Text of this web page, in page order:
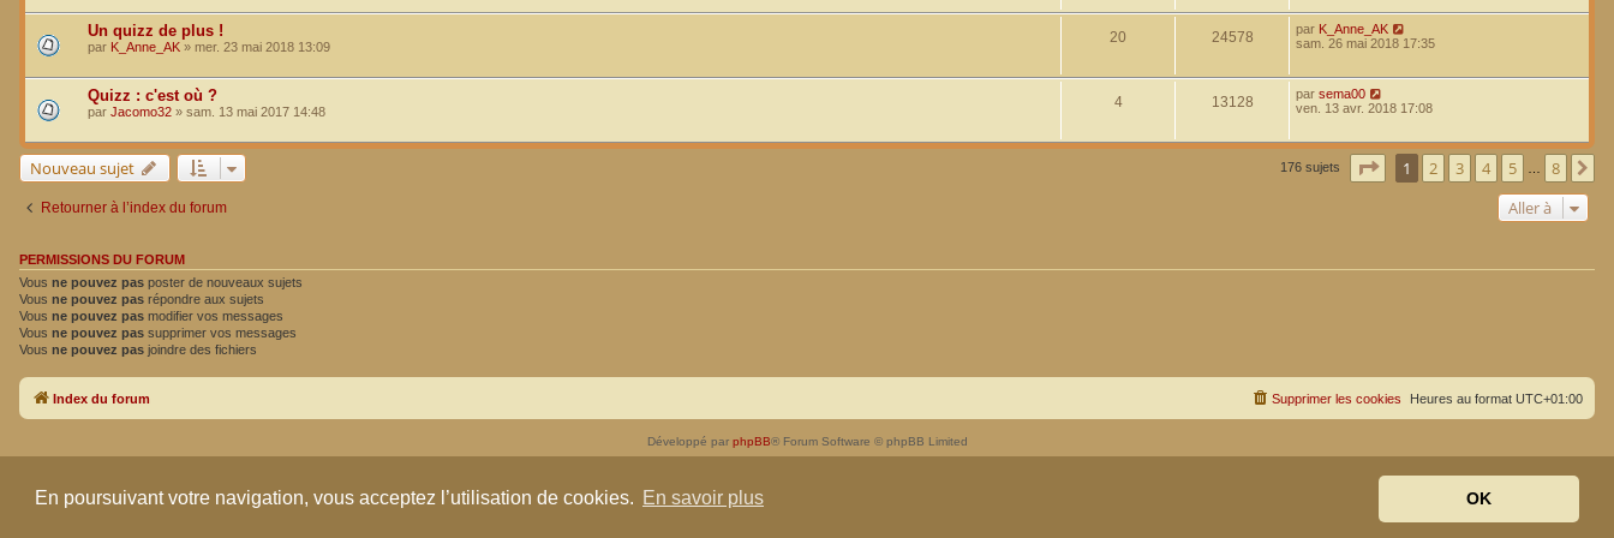
En poursuivant votre navigation, vous acceptez l’utilisation de cookies. En savoir plus OK
Un quizz de plus !
par K_Anne_AK » mer. 23 mai 2018 13:09
20 24578 par K_Anne_AK
sam. 26 mai 2018 17:35
Quizz : c'est où ?
par Jacomo32 » sam. 13 mai 2017 14:48
4 13128 par sema00
ven. 13 avr. 2018 17:08
Nouveau sujet 176 sujets Page sur 8
1 2 3 4 5 8
Retourner à l’index du forum Aller à
PERMISSIONS DU FORUM
Vous ne pouvez pas poster de nouveaux sujets
Vous ne pouvez pas répondre aux sujets
Vous ne pouvez pas modifier vos messages
Vous ne pouvez pas supprimer vos messages
Vous ne pouvez pas joindre des fichiers
Index du forum Heures au format UTC+01:00
Supprimer les cookies
Développé par phpBB® Forum Software © phpBB Limited